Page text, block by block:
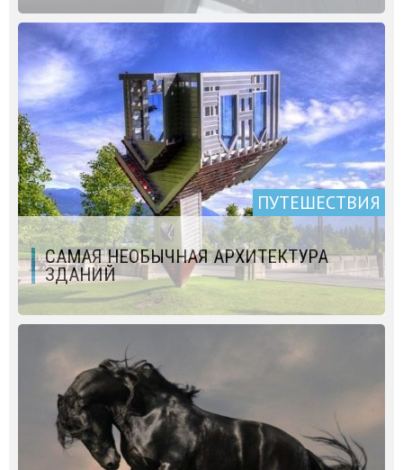
ПУТЕШЕСТВИЯ
САМАЯ НЕОБЫЧНАЯ АРХИТЕКТУРА
ЗДАНИЙ